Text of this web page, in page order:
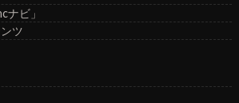
ナビ」
ツ